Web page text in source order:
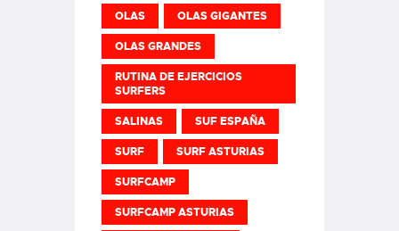
OLAS OLAS GIGANTES
OLAS GRANDES
RUTINA DE EJERCICIOS
SURFERS
SALINAS SUF ESPAÑA
SURF SURF ASTURIAS
SURFCAMP
SURFCAMP ASTURIAS